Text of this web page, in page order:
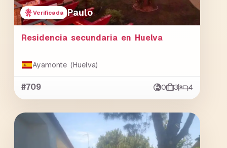
Verificada Paulo
Residencia secundaria en Huelva
Ayamonte (Huelva)
#709 0 3 4